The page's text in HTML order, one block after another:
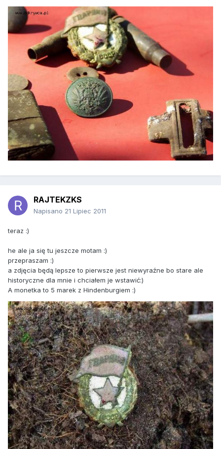
RAJTEKZKS
Napisano 21 Lipiec 2011
teraz :)
he ale ja się tu jeszcze motam :)
przepraszam :)
a zdjęcia będą lepsze to pierwsze jest niewyraźne bo stare ale
historyczne dla mnie i chciałem je wstawić:)
A monetka to 5 marek z Hindenburgiem :)